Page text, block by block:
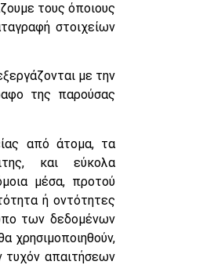
τους όποιους
στοιχείων
με την
της παρούσας
από άτομα, τα
και εύκολα
μέσα, προτού
ή οντότητες
των δεδομένων
χρησιμοποιηθούν,
τυχόν απαιτήσεων